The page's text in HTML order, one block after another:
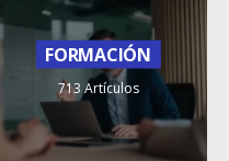
FORMACIÓN
713 Artículos